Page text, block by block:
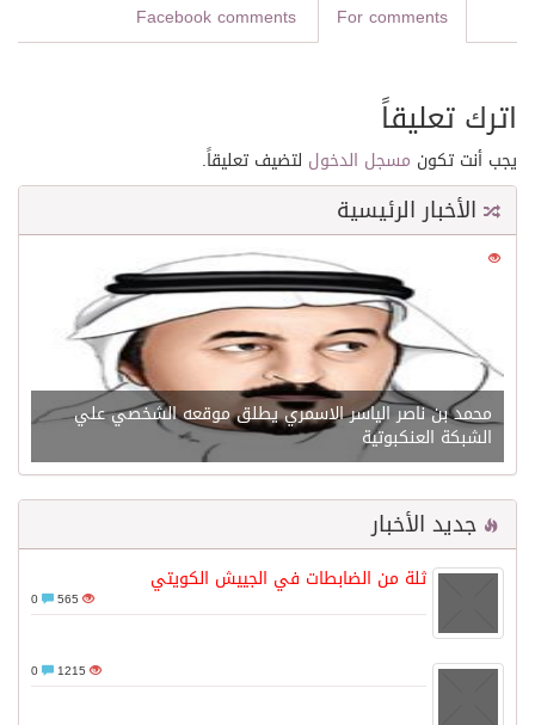
For comments
Facebook comments
اترك تعليقاً
يجب أنت تكون مسجل الدخول لتضيف تعليقاً.
الأخبار الرئيسية
21539
محمد بن ناصر الياسر الاسمري يطلق موقعه الشخصي علي
الشبكة العنكبوتية
جديد الأخبار
ثلة من الضابطات في الجييش الكويتي
565
1215